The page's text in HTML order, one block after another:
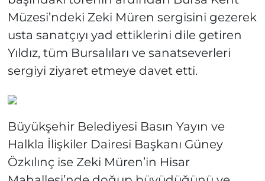
Müzesi’ndeki Zeki Müren sergisini gezerek
usta sanatçıyı yad ettiklerini dile getiren
Yıldız, tüm Bursalıları ve sanatseverleri
sergiyi ziyaret etmeye davet etti.
Büyükşehir Belediyesi Basın Yayın ve
Halkla İlişkiler Dairesi Başkanı Güney
Özkılınç ise Zeki Müren’in Hisar